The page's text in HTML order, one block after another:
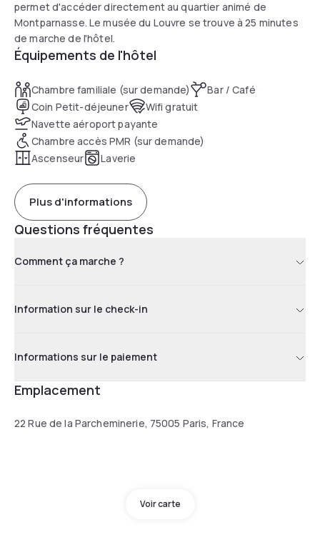
permet d'accéder directement au quartier animé de
Montparnasse. Le musée du Louvre se trouve à 25 minutes
de marche de l'hôtel.
Équipements de l'hôtel
Chambre familiale (sur demande)
Bar / Café
Coin Petit-déjeuner
Wifi gratuit
Navette aéroport payante
Chambre accès PMR (sur demande)
Ascenseur
Laverie
Plus d'informations
Questions fréquentes
Comment ça marche ?
Information sur le check-in
Informations sur le paiement
Emplacement
22 Rue de la Parcheminerie, 75005 Paris, France
Voir carte